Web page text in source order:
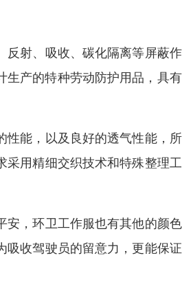
反射、吸收、碳化隔离等屏蔽
生产的特种劳动防护用品，具
性能，以及良好的透气性能，
采用精细交织技术和特殊整理
安，环卫工作服也有其他的颜
吸收驾驶员的留意力，更能保